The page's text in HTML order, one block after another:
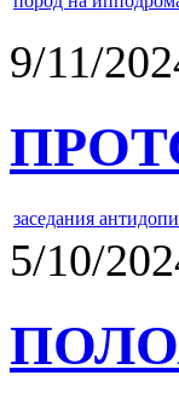
9/11/
заседания
5/10/